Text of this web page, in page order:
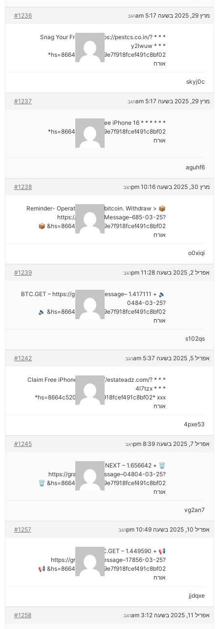
מרץ 29, 2025 בשעה 5:17 am #1236 הגב
* * * Snag Your Free Gift: https://pestcs.co.in/?
y2lwuw * * *
hs=8664c520642b9e7f918fcef491c8bf02*
אורח
skyj0c
מרץ 29, 2025 בשעה 5:17 am #1237 הגב
* * * Claim Free iPhone 16 * * *
hs=8664c520642b9e7f918fcef491c8bf02*
אורח
aguhf6
מרץ 30, 2025 בשעה 10:16 pm #1238 הגב
📦 Reminder- Operation 1.9598 bitcoin. Withdraw >
https://graph.org/Message–685-03-25?
hs=8664c520642b9e7f918fcef491c8bf02& 📦
אורח
o0xiqi
אפריל 2, 2025 בשעה 11:28 pm #1239 הגב
🔉 + 1.417111 BTC.GET – https://graph.org/Message–
0484-03-25?
hs=8664c520642b9e7f918fcef491c8bf02& 🔉
אורח
s102qs
אפריל 5, 2025 בשעה 5:37 am #1242 הגב
* * * Claim Free iPhone 16: https://estateadz.com/?
4l7tzx * * *
hs=8664c520642b9e7f918fcef491c8bf02* ххх*
אורח
4pxe53
אפריל 7, 2025 בשעה 8:39 pm #1245 הגב
🗑 + 1.656642 BTC.NEXT –
https://graph.org/Message–04804-03-25?
hs=8664c520642b9e7f918fcef491c8bf02& 🗑
אורח
vg2an7
אפריל 10, 2025 בשעה 10:49 pm #1257 הגב
📢 + 1.449590 BTC.GET –
https://graph.org/Message–17856-03-25?
hs=8664c520642b9e7f918fcef491c8bf02& 📢
אורח
jjdqxe
אפריל 11, 2025 בשעה 3:12 am #1258 הגב